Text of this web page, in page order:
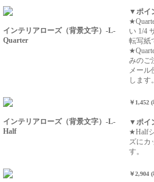
インテリアローズ（背景文字）-L-
Quarter
▼ポイ
い 1/4
転写紙
みのご
メール
します
インテリアローズ（背景文字）-L-
Half
￥1,452
▼ポイ
★Half
ズにカ
す。
￥2,904